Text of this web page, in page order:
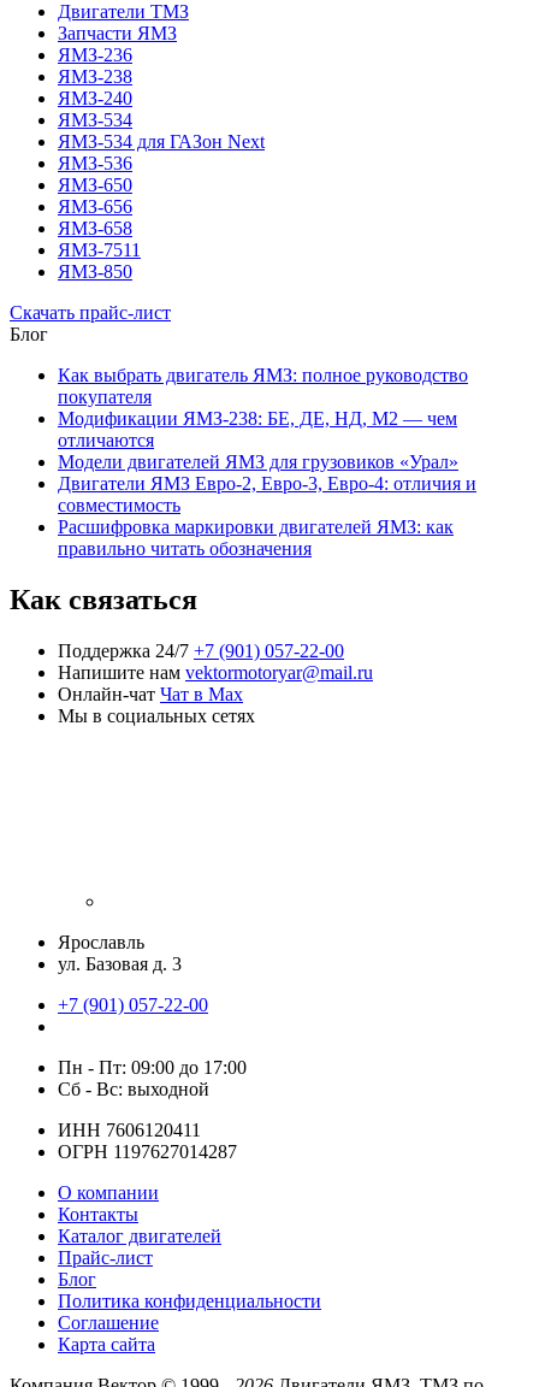
Двигатели ТМЗ
Запчасти ЯМЗ
ЯМЗ-236
ЯМЗ-238
ЯМЗ-240
ЯМЗ-534
ЯМЗ-534 для ГАЗон Next
ЯМЗ-536
ЯМЗ-650
ЯМЗ-656
ЯМЗ-658
ЯМЗ-7511
ЯМЗ-850
Скачать прайс-лист
Блог
Как выбрать двигатель ЯМЗ: полное руководство
покупателя
Модификации ЯМЗ-238: БЕ, ДЕ, НД, М2 — чем
отличаются
Модели двигателей ЯМЗ для грузовиков «Урал»
Двигатели ЯМЗ Евро-2, Евро-3, Евро-4: отличия и
совместимость
Расшифровка маркировки двигателей ЯМЗ: как
правильно читать обозначения
Как связаться
Поддержка 24/7 +7 (901) 057-22-00
Напишите нам vektormotoryar@mail.ru
Онлайн-чат Чат в Max
Мы в социальных сетях
Ярославль
ул. Базовая д. 3
+7 (901) 057-22-00
Пн - Пт: 09:00 до 17:00
Сб - Вс: выходной
ИНН 7606120411
ОГРН 1197627014287
О компании
Контакты
Каталог двигателей
Прайс-лист
Блог
Политика конфиденциальности
Соглашение
Карта сайта